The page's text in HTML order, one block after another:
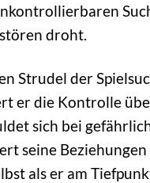
droht.
Strudel der
er die Kontrolle
sich bei
seine Beziehungen
als er am